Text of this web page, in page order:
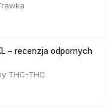
– recenzja odpornych
THC-THC